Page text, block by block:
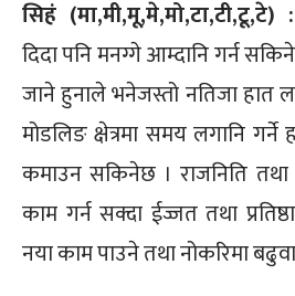
सिहं (मा,मी,मू,मे,मो,टा,टी,टू,टे) :
दिदा पनि मनग्गे आम्दानि गर्न
जाने हुनाले भनेजस्तो नतिजा हात
मोडलिङ क्षेत्रमा समय लगानि
कमाउन सकिनेछ । राजनिति
काम गर्न सक्दा ईज्जत तथा
नया काम पाउने तथा नोकरिमा